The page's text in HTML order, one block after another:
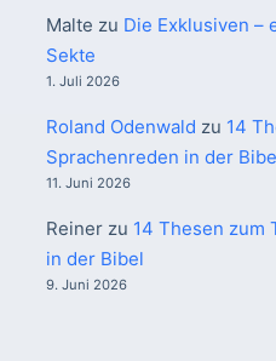
Malte zu Die Exklusiven –
Sekte
1. Juli 2026
Roland Odenwald zu 14
Sprachenreden in der
11. Juni 2026
Reinerzu 14 Thesen zum
in der Bibel
9. Juni 2026